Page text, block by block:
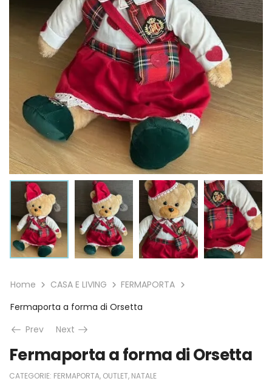
Home CASA E LIVING
FERMAPORTA
Fermaporta a forma di Orsetta
Prev
Next
Fermaporta a forma di Orsetta
CATEGORIE: FERMAPORTA, OUTLET, NATALE